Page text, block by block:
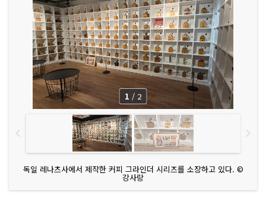
독일 레나츠사에서 제작한 커피 그라인더 시리즈를 소장하고 있다. ©
강사랑
1 / 2